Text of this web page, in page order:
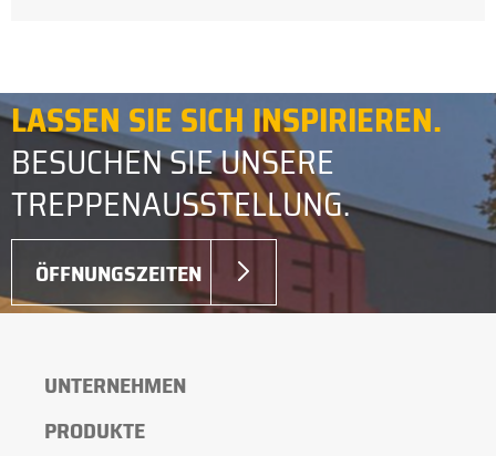
LASSEN SIE SICH INSPIRIEREN.
BESUCHEN SIE UNSERE
TREPPENAUSSTELLUNG.
ÖFFNUNGSZEITEN
UNTERNEHMEN
PRODUKTE